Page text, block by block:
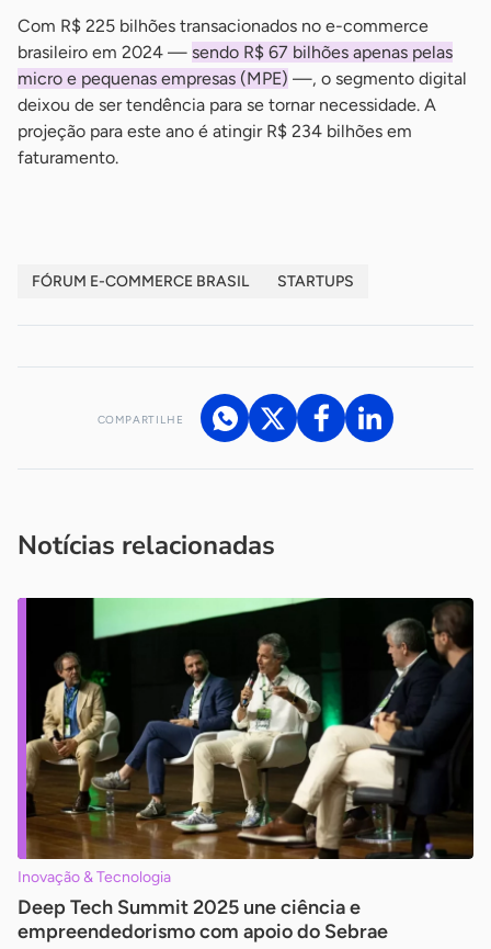
Com R$ 225 bilhões transacionados no e-commerce
brasileiro em 2024 — sendo R$ 67 bilhões apenas pelas
micro e pequenas empresas (MPE) —, o segmento digital
deixou de ser tendência para se tornar necessidade. A
projeção para este ano é atingir R$ 234 bilhões em
faturamento.
FÓRUM E-COMMERCE BRASIL STARTUPS
COMPARTILHE
Notícias relacionadas
Inovação & Tecnologia
Deep Tech Summit 2025 une ciência e
empreendedorismo com apoio do Sebrae